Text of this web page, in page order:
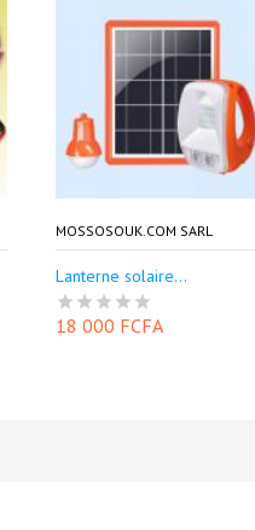
MOSSOSOUK.COM SARL
Lanterne solaire...
18 000 FCFA